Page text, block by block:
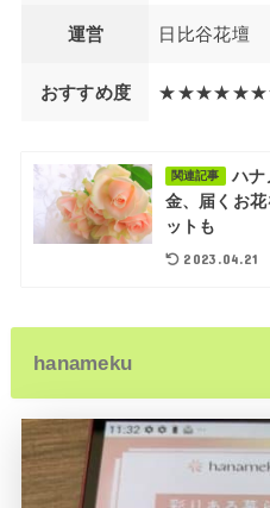
運営 日比谷花壇
おすすめ度
関連記事
ハ
金、届くお
ットも
2023.04.21
hanameku